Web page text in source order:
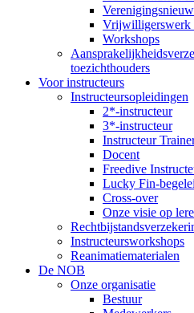
Vrijwilligerswerk
Workshops
toezichthouders
Voor instructeurs
Instructeursopleidingen
2*-instructeur
3*-instructeur
Instructeur
Docent
Freedive
Lucky Fin-
Cross-over
Onze visie op
Instructeursworkshops
Reanimatiematerialen
De NOB
Onze organisatie
Bestuur